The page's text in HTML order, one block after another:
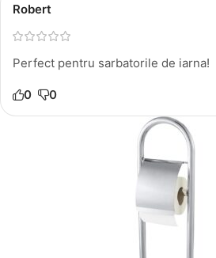
Robert
Perfect pentru sarbatorile de iarna!
0 0